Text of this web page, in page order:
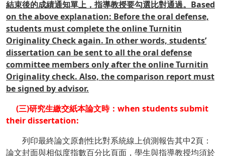
結束後的成績通知單上，指導教授要勾選比對通過。Based
on the above explanation: Before the oral defense,
students must complete theonline Turnitin
Originality Check again. In other words, students’
dissertation can be sent to all the oral defense
committee members only aftertheonline Turnitin
Originalitycheck. Also, the comparison report must
be signed by advisor.
(三)研究生繳交紙本論文時：when students submit
their dissertation:
列印最終論文原創性比對系統線上偵測報告其中2頁：
論文封面與相似度指數百分比頁面，學生與指導教授均須於